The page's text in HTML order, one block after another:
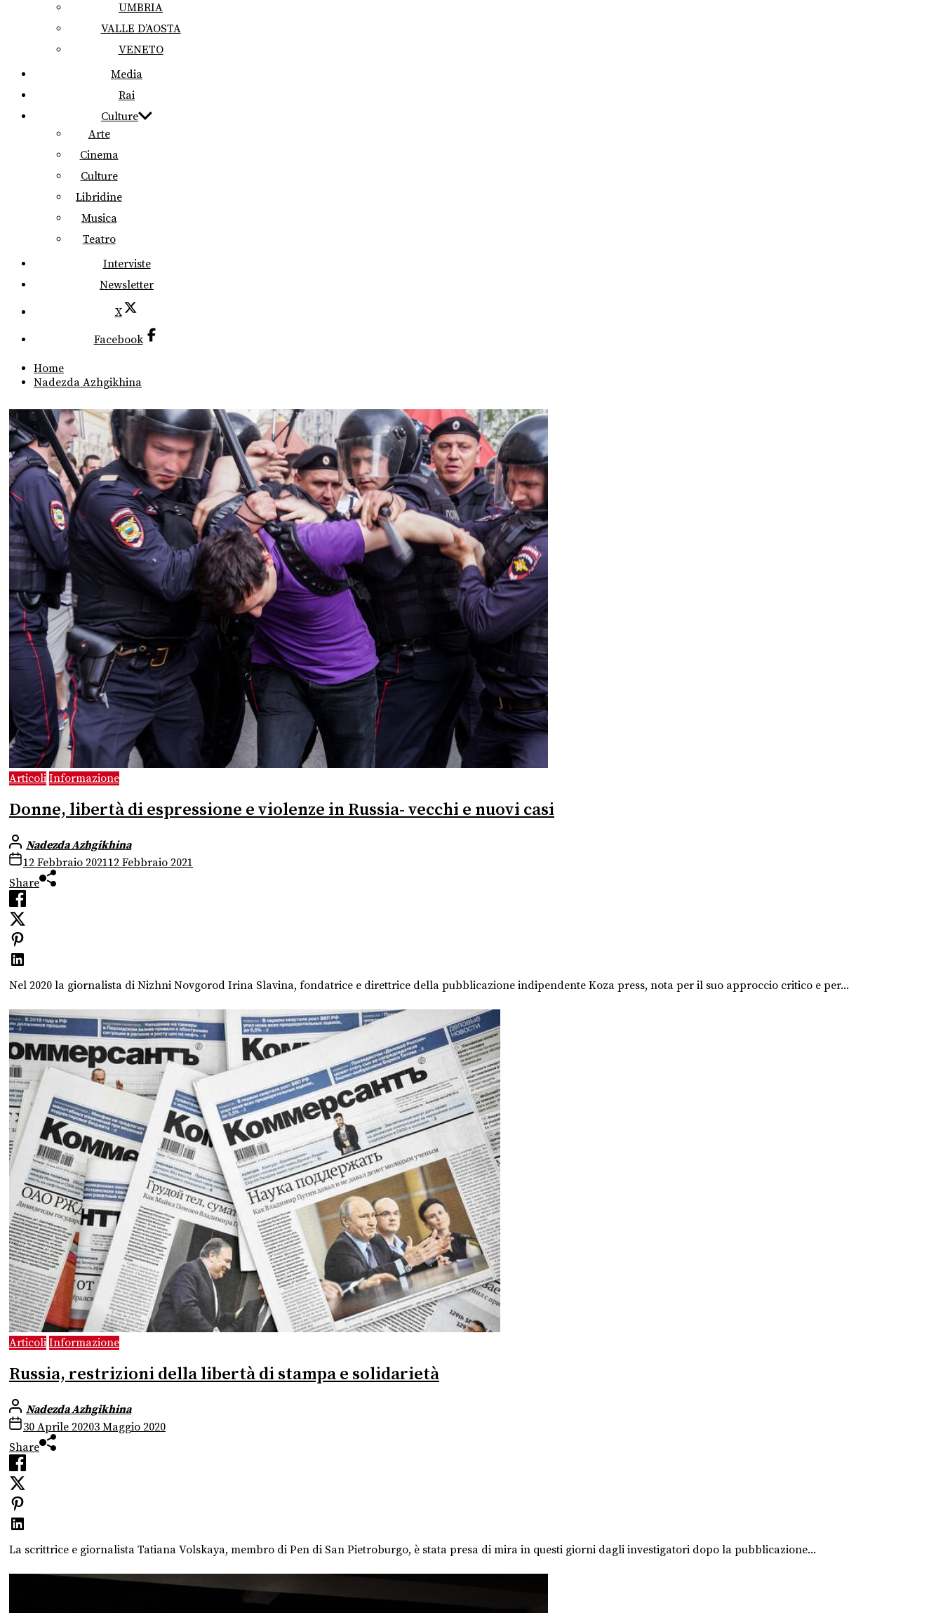
UMBRIA
VALLE D’AOSTA
VENETO
Media
Rai
Culture
Arte
Cinema
Culture
Libridine
Musica
Teatro
Interviste
Newsletter
X
Facebook
Home
Nadezda Azhgikhina
Articoli Informazione
Donne, libertà di espressione e violenze in Russia- vecchi e nuovi casi
Nadezda Azhgikhina
12 Febbraio 202112 Febbraio 2021
Share
Nel 2020 la giornalista di Nizhni Novgorod Irina Slavina, fondatrice e direttrice della pubblicazione indipendente Koza press, nota per il suo approccio critico e per...
Articoli Informazione
Russia, restrizioni della libertà di stampa e solidarietà
Nadezda Azhgikhina
30 Aprile 20203 Maggio 2020
Share
La scrittrice e giornalista Tatiana Volskaya, membro di Pen di San Pietroburgo, è stata presa di mira in questi giorni dagli investigatori dopo la pubblicazione...